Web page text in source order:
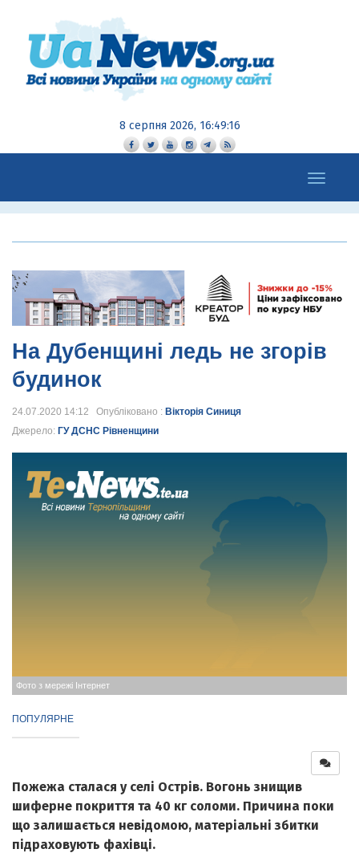
8 серпня 2026, 16:49:17
Toggle
navigation
На Дубенщині ледь не згорів
будинок
24.07.2020 14:12 Опубліковано : Вікторія Синиця
Джерело: ГУ ДСНС Рівненщини
Фото з мережі Інтернет
ПОПУЛЯРНЕ
Пожежа сталася у селі Острів. Вогонь знищив
шиферне покриття та 40 кг соломи. Причина поки
що залишається невідомою, матеріальні збитки
підраховують фахівці.